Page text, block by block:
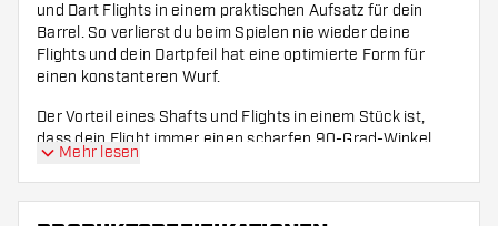
und Dart Flights in einem praktischen Aufsatz für dein
Barrel. So verlierst du beim Spielen nie wieder deine
Flights und dein Dartpfeil hat eine optimierte Form für
einen konstanteren Wurf.
Der Vorteil eines Shafts und Flights in einem Stück ist,
dass dein Flight immer einen scharfen 90-Grad-Winkel
hat. Dieser steht immer gerade auf deinem Dartpfeil und
bildet im Vergleich zu einem normalen Barrel mit Flight
eine aerodynamischere Einheit.
Mehr lesen